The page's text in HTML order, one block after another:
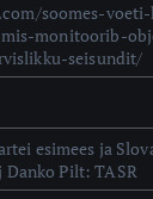
soomes-
monitoorib-
seisundit/
esimees ja
Danko Pilt: TASR